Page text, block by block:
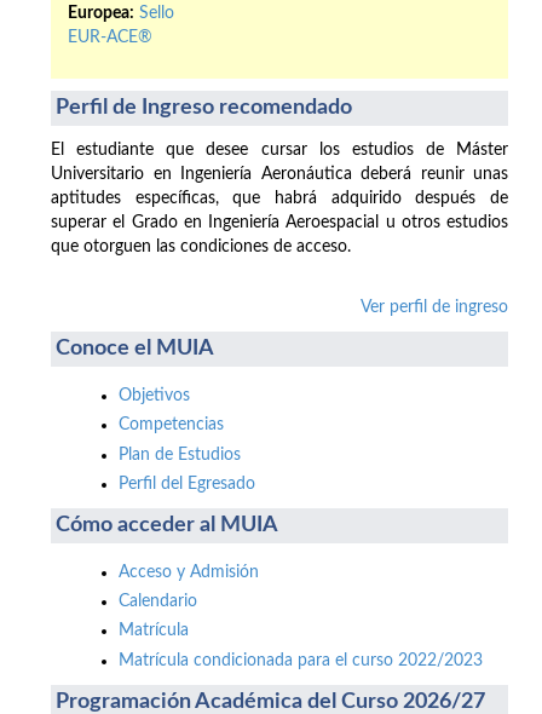
Europea: Sello
EUR-ACE®
Perfil de Ingreso recomendado
El estudiante que desee cursar los estudios de Máster
Universitario en Ingeniería Aeronáutica deberá reunir unas
aptitudes específicas, que habrá adquirido después de
superar el Grado en Ingeniería Aeroespacial u otros estudios
que otorguen las condiciones de acceso.
Ver perfil de ingreso
Conoce el MUIA
Objetivos
Competencias
Plan de Estudios
Perfil del Egresado
Cómo acceder al MUIA
Acceso y Admisión
Calendario
Matrícula
Matrícula condicionada para el curso 2022/2023
Programación Académica del Curso 2026/27